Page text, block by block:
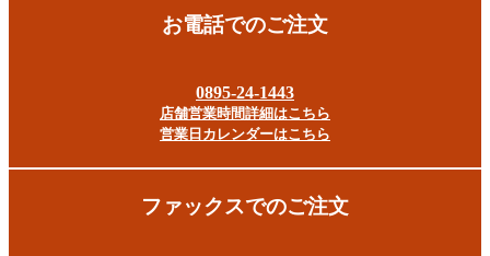
お電話でのご注文
0895-24-1443
店舗営業時間詳細はこちら
営業日カレンダーはこちら
ファックスでのご注文